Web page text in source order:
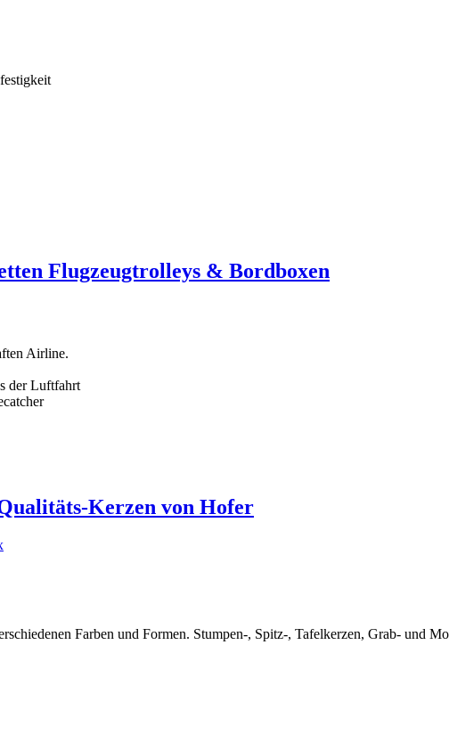
Flugzeugtrolleys & Bordboxen
Airline.
der Luftfahrt
Kerzen von Hofer
Farben und Formen. Stumpen-, Spitz-, Tafelkerzen, Grab- und